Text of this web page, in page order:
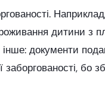
дитини з
документи
бо